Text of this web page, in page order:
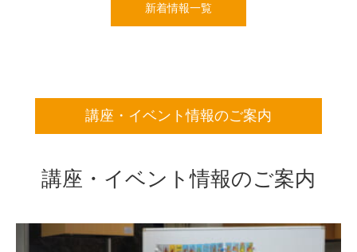
新着情報一覧
講座・イベント情報のご案内
講座・イベント情報のご案内